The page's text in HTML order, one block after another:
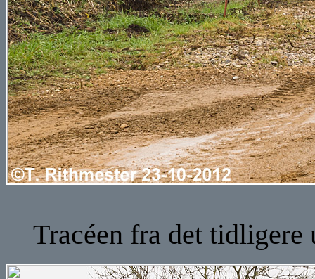
Tracéen fra det tidligere